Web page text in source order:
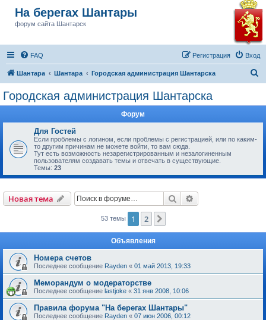
На берегах Шантары
форум сайта Шантарск
FAQ Вход
Регистрация
Шантара Шантара Городская администрация Шантарска
Городская администрация Шантарска
Форум
Для Гостей
Если проблемы с логином, если проблемы с регистрацией, или по каким-
то другим причинам не можете войти, то вам сюда.
Тут есть возможность незарегистрированным и незалогиненным
пользователям создавать темы и отвечать в существующие.
Темы: 23
Новая тема Поиск
53 темы 1 2
Объявления
Номера счетов
Последнее сообщение Rayden « 01 май 2013, 19:33
Меморандум о модераторстве
Последнее сообщение lastjoke « 31 янв 2008, 10:06
Правила форума "На берегах Шантары"
Последнее сообщение Rayden « 07 июн 2006, 00:12